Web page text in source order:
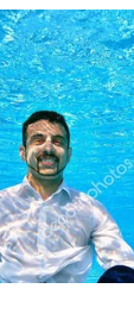
LOCALIDAD